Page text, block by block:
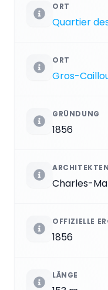
ORT
Quartier
ORT
Gros-
GRÜNDUNG
1856
ARCHITEKTEN
Charles-
OFFIZIELLE
1856
LÄNGE